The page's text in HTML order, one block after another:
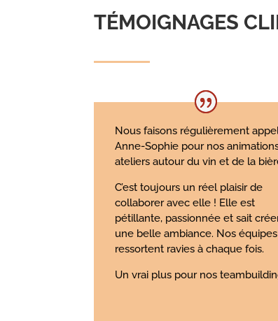
TÉMOIGNAGES
Nous faisons régulièrement
Anne-Sophie pour nos
ateliers autour du vin et de la
C’est toujours un réel plaisir de
collaborer avec elle ! Elle est
pétillante, passionnée et sait
une belle ambiance. Nos
ressortent ravies à chaque fois.
Un vrai plus pour nos